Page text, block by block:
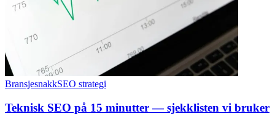
BransjesnakkSEO strategi
Teknisk SEO på 15 minutter — sjekklisten vi bruker